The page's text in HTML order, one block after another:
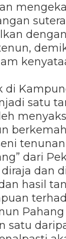
sutera
satu
tenunan
dari
dan
hasil
Pahang
satu